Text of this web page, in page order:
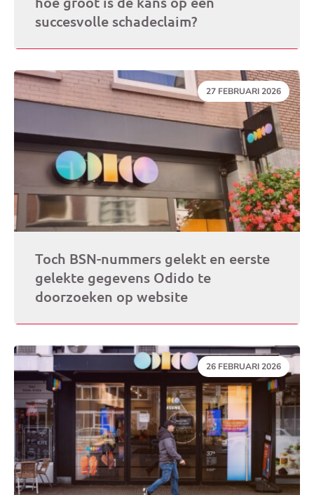
succesvolle schadeclaim?
DATUM:
27 FEBRUARI 2026
Toch BSN-nummers gelekt en eerste
gelekte gegevens Odido te
doorzoeken op website
DATUM:
26 FEBRUARI 2026